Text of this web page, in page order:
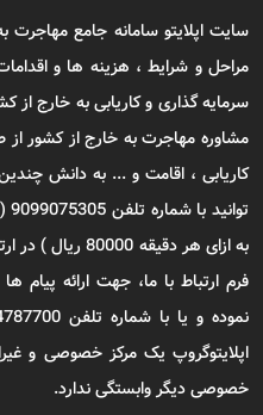
سایت اپلایتو سامانه جامع
مراحل و شرایط ، هزینه ها و
سرمایه گذاری و کاریابی به خارج
مشاوره مهاجرت به خارج از کشور
کاریابی ، اقامت و ... به دانش
به ازای هر دقیقه
فرم ارتباط با ما، جهت ارائه پیام
اپلایتوگروپ یک مرکز خصوصی و
خصوصی دیگر وابستگی ندارد.